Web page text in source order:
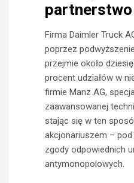
partnerstwo
Firma Daimler Truck
poprzez
przejmie około
procent udziałów w
firmie Manz AG,
zaawansowanej
stając się w ten
akcjonariuszem –
zgody odpowiednich
antymonopolowych.